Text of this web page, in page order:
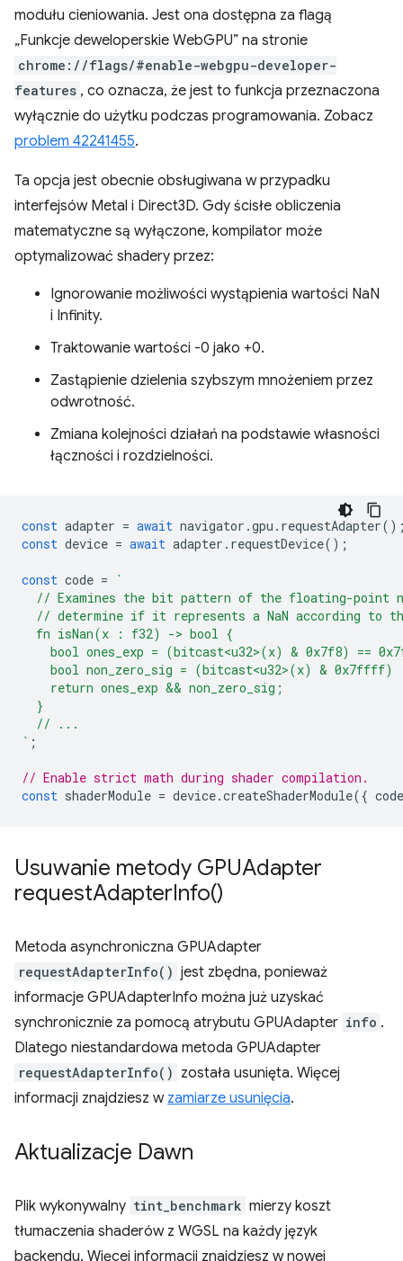
modułu cieniowania. Jest ona dostępna za flagą
„Funkcje deweloperskie WebGPU” na stronie
chrome://flags/#enable-webgpu-developer-
features , co oznacza, że jest to funkcja przeznaczona
wyłącznie do użytku podczas programowania. Zobacz
problem 42241455.
Ta opcja jest obecnie obsługiwana w przypadku
interfejsów Metal i Direct3D. Gdy ścisłe obliczenia
matematyczne są wyłączone, kompilator może
optymalizować shadery przez:
Ignorowanie możliwości wystąpienia wartości NaN
i Infinity.
Traktowanie wartości -0 jako +0.
Zastąpienie dzielenia szybszym mnożeniem przez
odwrotność.
Zmiana kolejności działań na podstawie własności
łączności i rozdzielności.
const adapter = await navigator .gpu . requestAdapter
const device = await adapter . requestDevice();
const code =
`
// Examines the bit pattern of the floating-point
// determine if it represents a NaN according to
  fn isNan(x : f32) -> bool {
bool ones_exp = (bitcast<u32>(x) & 0x7f8) ==
bool non_zero_sig = (bitcast<u32>(x) & 0x7ffff)
    return ones_exp && non_zero_sig;
  }
  // ...
` ;
// Enable strict math during shader compilation.
const shaderModule = device.createShaderModule({ code
Usuwanie metody GPUAdapter
requestAdapterInfo()
Metoda asynchroniczna GPUAdapter
requestAdapterInfo() jest zbędna, ponieważ
informacje GPUAdapterInfo można już uzyskać
synchronicznie za pomocą atrybutu GPUAdapter info .
Dlatego niestandardowa metoda GPUAdapter
requestAdapterInfo() została usunięta. Więcej
informacji znajdziesz w zamiarze usunięcia.
Aktualizacje Dawn
Plik wykonywalny tint_benchmark mierzy koszt
tłumaczenia shaderów z WGSL na każdy język
backendu. Więcej informacji znajdziesz w nowej